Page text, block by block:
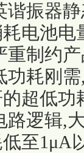
谐振器
电池
重制约
耗刚
超低
路逻辑,
至1μA